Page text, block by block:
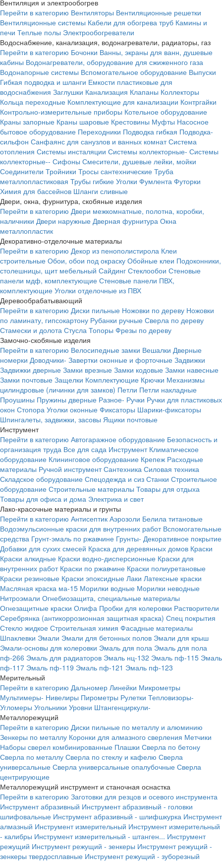
Вентиляция и электрообогрев
Перейти в категорию Вентиляторы Вентиляционные решетки
Вентиляционные системы Кабели для обогрева труб Камины и
печи Теплые полы Электрообогреватели
Водоснабжение, канализация, водонагреватели, радиаторы, газ
Перейти в категорию Бочонки Ванны, экраны для ванн, душевые
кабины Водонагреватели, оборудование для сжиженного газа
Водонапорные системы Вспомогательное оборудование Выпуски
Гибкая подводка и шланги Емкости пластиковые для
водоснабжения Заглушки Канализация Клапаны Коллекторы
Кольца переходные Комплектующие для канализации Контргайки
Контрольно-измерительные приборы Котельное оборудование
Краны запорные Краны шаровые Крестовины Муфты Насосное
бытовое оборудование Переходники Подводка гибкая Подводка-
сильфон Санфаянс для санузлов и ванных комнат Система
отопления Системы инсталяции Системы коллекторные- Системы
коллекторные-- Сифоны Смесители, душевые лейки, мойки
Соединители Тройники Тросы сантехнические Труба
металлопластиковая Трубы гибкие Уголки Фумлента Футорки
Химия для бассейнов Шланги сливные
Двери, окна, фурнитура, скобяные изделия
Перейти в категорию Двери межкомнатные, полотна, коробки,
наличники Двери наружные Дверная фурнитура Окна
металлопластик
Декоративно-отделочные материалы
Перейти в категорию Декор из пенополистирола Клеи
строительные Обои, обои под окраску Обойные клеи Подоконники,
столешницы, щит мебельный Сайдинг Стеклообои Стеновые
панели мдф, комплектующие Стеновые панели ПВХ,
комплектующие Уголки отделочные из ПВХ
Деревообрабатывающий
Перейти в категорию Диски пильные Ножовки по дереву Ножовки
по ламинату, гипсокартону Рубанки ручные Сверла по дереву
Стамески и долота Стусла Топоры Фрезы по дереву
Замочно-скобяные изделия
Перейти в категорию Велосипедные замки Вешалки Дверные
номерки Доводчики- Завертки оконные и форточные Задвижки
Задвижки дверные Замки врезные Замки кодовые Замки навесные
Замки почтовые Защелки Комплектующие Крючки Механизмы
цилиндровые (личинки для замков) Петли Петли накладные
Проушины Пружины дверные Разное- Ручки Ручки для пластиковых
окон Стопора Уголки оконные Фиксаторы Шарики-фиксаторы
Шпингалеты, задвижки, засовы Ящики почтовые
Инструмент
Перейти в категорию Автогаражное оборудование Безопасность и
организация труда Все для сада Инструмент Климатическое
оборудование Клининговое оборудование Крепеж Расходные
материалы Ручной инструмент Сантехника Силовая техника
Складское оборудование Спецодежда и сиз Станки Строительное
оборудование Строительные материалы Товары для отдыха
Товары для офиса и дома Электрика и свет
Лако-красочные материалы и грунты
Перейти в категорию Антисептик Аэрозоли Белила титановые
Водоэмульсионные краски для внутренних работ Вспомогательные
средства Грунт-эмаль по ржавчине Грунты- Декоративное покрытие
Добавки для сухих смесей Краска для деревянных домов Краски
Краски алкидные Краски водно-дисперсионные Краски для
внутренних работ Краски по ржавчине Краски полиуретановые
Краски резиновые Краски эпоксидные Лаки Латексные краски
Масляная краска ма-15 Морилки водные Морилки неводные
Нитроэмали Огнебиозащита, специальные материалы
Огнезащитные краски Олифа Пробки для колеровки Растворители
Серебрянка (антикоррозионная защитная краска) Спец покрытия
Стекло жидкое Строительная химия Фасадные материалы
Шпаклевки Эмали Эмали для бетонных полов Эмали для крыш
Эмали-основы для колеровки Эмаль для пола Эмаль для пола
пф-266 Эмаль для радиаторов Эмаль нц-132 Эмаль пф-115 Эмаль
пф-117 Эмаль пф-119 Эмаль пф-121 Эмаль пф-123
Мерительный
Перейти в категорию Дальномер Линейки Микрометры
Мультимеры- Нивелиры Пирометры Рулетки Тепловизоры-
Угломеры Угольники Уровни Штангенциркули-
Металлорежущий
Перейти в категорию Диски пильные по металлу и алюминию
Зенкеры по металлу Коронки для алмазного сверления Метчики
Наборы сверел комбинированные Плашки Сверла по бетону
Сверла по металлу Сверла по стеклу и кафелю Сверла
универсальные Сверла универсальные опалубочные Сверла
центрирующие
Металлорежущий инструмент и станочная оснастка
Перейти в категорию Заготовки для резцов и осевого инструмента
Инструмент абразивный Инструмент абразивный - головки
шлифовальные Инструмент абразивный - шлифшкурка Инструмент
алмазный Инструмент измерительный Инструмент измерительный
- калибры Инструмент измерительный - штанген... Инструмент
режущий Инструмент режущий - зенкеры Инструмент режущий -
зенкеры твердосплавные Инструмент режущий - зуборезный